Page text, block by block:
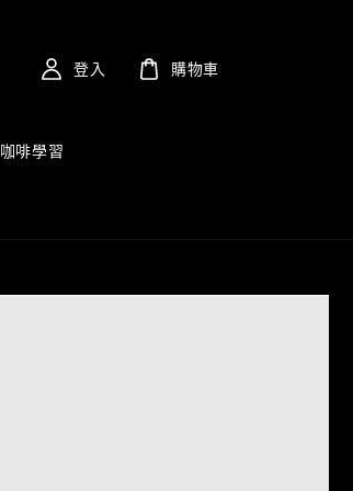
咖啡學習
登入 購物車